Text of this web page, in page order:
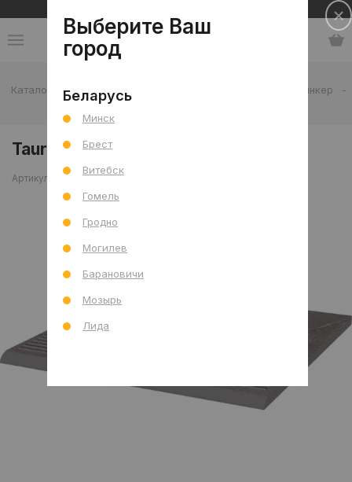
Каталог - Клинкер
-
Taurus Grys Stop Pros 30x30
Taurus Grys Stop Pros 30x30
Артикул: 0000027730
Выберите Ваш
город
Беларусь
Минск
Брест
Витебск
Гомель
Гродно
Могилев
Барановичи
Мозырь
Лида